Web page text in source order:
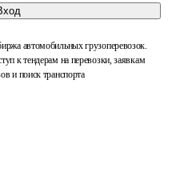
автомобильных грузоперевозок.
к тендерам на перевозки, заявкам
и поиск транспорта